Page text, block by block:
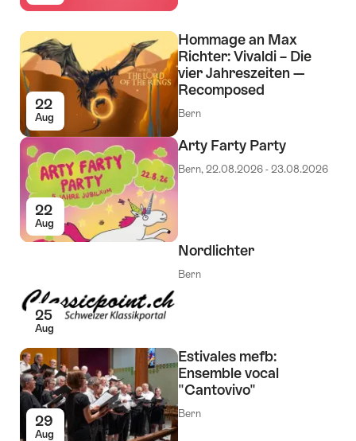
22
Aug
Hommage an Max
Richter: Vivaldi – Die
vier Jahreszeiten —
Recomposed
Bern
22
Aug
Arty Farty Party
Bern, 22.08.2026 - 23.08.2026
25
Aug
Nordlichter
Bern
29
Aug
Estivales mefb:
Ensemble vocal
"Cantovivo"
Bern